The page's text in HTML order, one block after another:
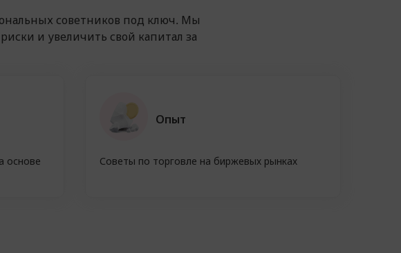
советников под ключ. Мы
и увеличить свой капитал за
основе
Опыт
Советы по торговле на биржевых рынках